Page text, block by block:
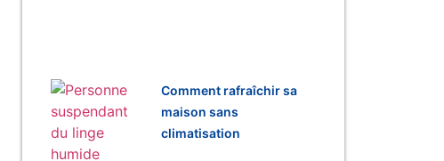
Comment rafraîchir sa
maison sans
climatisation